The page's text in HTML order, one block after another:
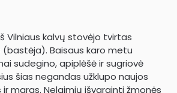
Vilniaus kalvų stovėjo tvirtas
Baisaus karo metu
sudegino, apiplėšė ir sugriovė
šias negandas užklupo naujos
maras. Nelaimių išvarginti žmonės